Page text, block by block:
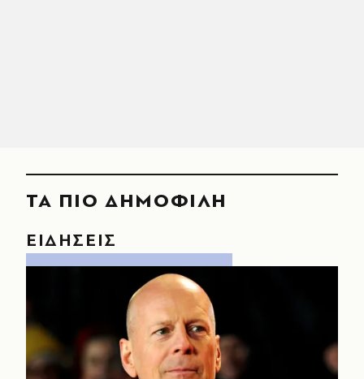
ΤΑ ΠΙΟ ΔΗΜΟΦΙΛΗ
ΕΙΔΗΣΕΙΣ